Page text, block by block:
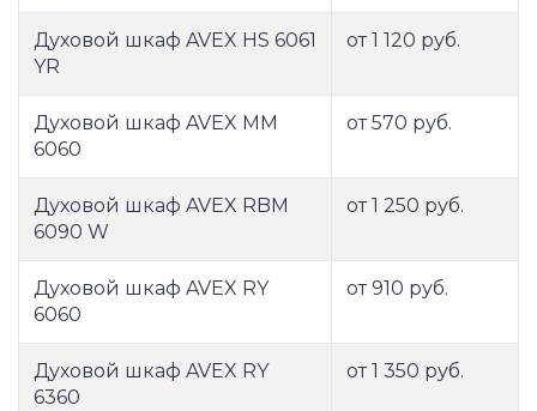
Духовой шкаф AVEX HS 6061
YR
от 1 120 руб.
Духовой шкаф AVEX MM
6060
от 570 руб.
Духовой шкаф AVEX RBM
6090 W
от 1 250 руб.
Духовой шкаф AVEX RY
6060
от 910 руб.
Духовой шкаф AVEX RY
6360
от 1 350 руб.